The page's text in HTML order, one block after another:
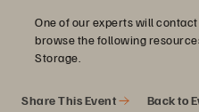
One of our experts will
browse the following
Storage.
Share This Event Back to